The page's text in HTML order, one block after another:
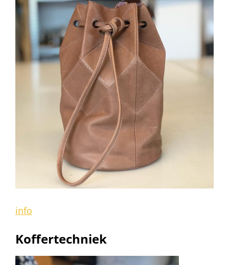
info
Koffertechniek